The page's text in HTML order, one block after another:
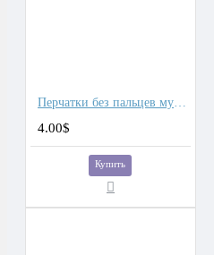
Перчатки без пальцев мужские тактические
4.00$
Купить